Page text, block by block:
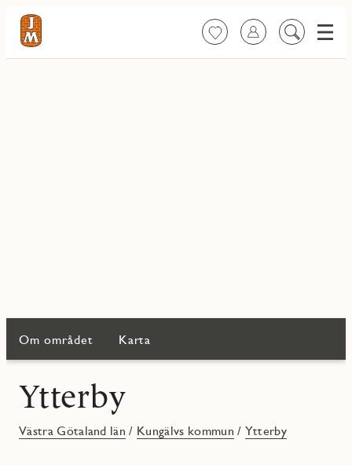
FavoriterLogga in
Sök
Meny
Om området Karta
Ytterby
Västra Götaland län / Kungälvs kommun / Ytterby